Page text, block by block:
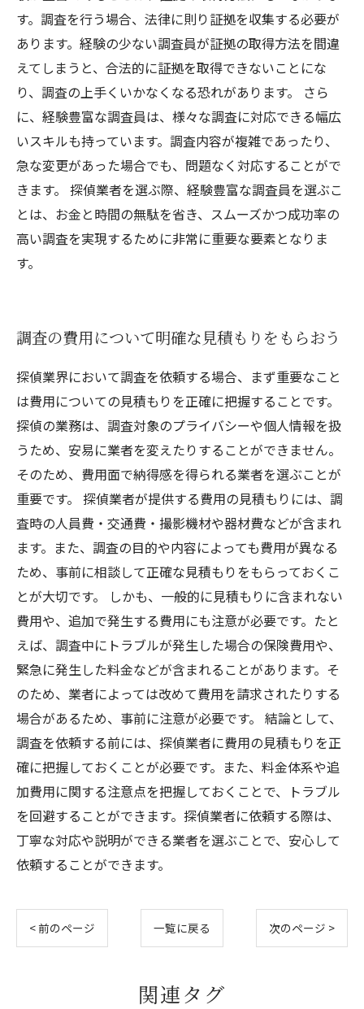
す。調査を行う場合、法律に則り証拠を収集する必要が
あります。経験の少ない調査員が証拠の取得方法を間違
えてしまうと、合法的に証拠を取得できないことにな
り、調査の上手くいかなくなる恐れがあります。 さら
に、経験豊富な調査員は、様々な調査に対応できる幅広
いスキルも持っています。調査内容が複雑であったり、
急な変更があった場合でも、問題なく対応することがで
きます。 探偵業者を選ぶ際、経験豊富な調査員を選ぶこ
とは、お金と時間の無駄を省き、スムーズかつ成功率の
高い調査を実現するために非常に重要な要素となりま
す。
調査の費用について明確な見積もりをもらおう
探偵業界において調査を依頼する場合、まず重要なこと
は費用についての見積もりを正確に把握することです。
探偵の業務は、調査対象のプライバシーや個人情報を扱
うため、安易に業者を変えたりすることができません。
そのため、費用面で納得感を得られる業者を選ぶことが
重要です。 探偵業者が提供する費用の見積もりには、調
査時の人員費・交通費・撮影機材や器材費などが含まれ
ます。また、調査の目的や内容によっても費用が異なる
ため、事前に相談して正確な見積もりをもらっておくこ
とが大切です。 しかも、一般的に見積もりに含まれない
費用や、追加で発生する費用にも注意が必要です。たと
えば、調査中にトラブルが発生した場合の保険費用や、
緊急に発生した料金などが含まれることがあります。そ
のため、業者によっては改めて費用を請求されたりする
場合があるため、事前に注意が必要です。 結論として、
調査を依頼する前には、探偵業者に費用の見積もりを正
確に把握しておくことが必要です。また、料金体系や追
加費用に関する注意点を把握しておくことで、トラブル
を回避することができます。探偵業者に依頼する際は、
丁寧な対応や説明ができる業者を選ぶことで、安心して
依頼することができます。
< 前のページ 一覧に戻る 次のページ >
関連タグ